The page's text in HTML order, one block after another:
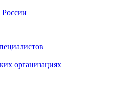
России
организациях